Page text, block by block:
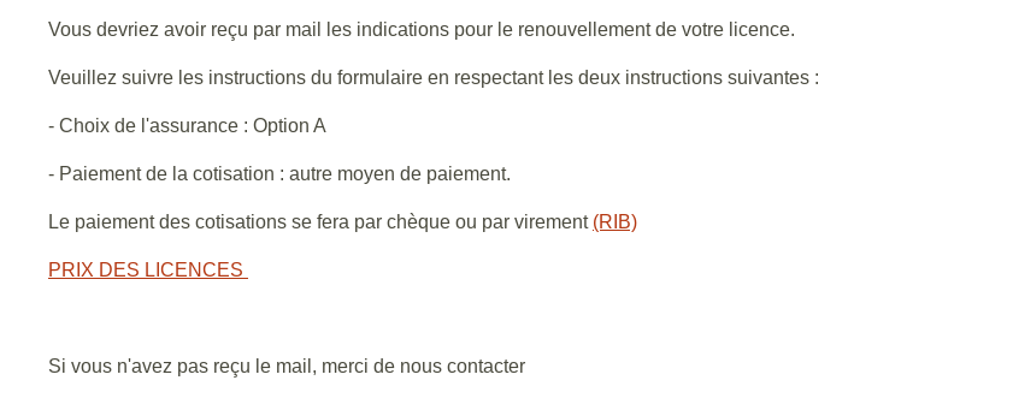
Vous devriez avoir reçu par mail les indications pour le renouvellement de votre licence.
Veuillez suivre les instructions du formulaire en respectant les deux instructions suivantes :
- Choix de l'assurance : Option A
- Paiement de la cotisation : autre moyen de paiement.
Le paiement des cotisations se fera par chèque ou par virement (RIB)
PRIX DES LICENCES
Si vous n'avez pas reçu le mail, merci de nous contacter